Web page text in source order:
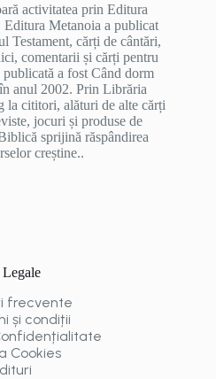
activitatea prin Editura
Metanoia a publicat
cărți de cântări,
comentarii și cărți pentru
a fost Când dorm
anul 2002. Prin Librăria
la cititori, alături de alte cărți
jocuri și produse de
sprijină răspândirea
creștine..
frecvente
și condiții
Cookies